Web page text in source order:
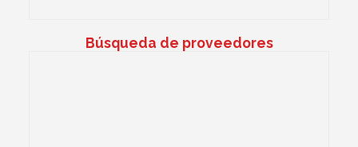
Búsqueda de proveedores